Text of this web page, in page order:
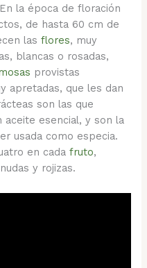
la época de floración
de hasta 60 cm de
lasflores, muy
blancas o rosadas,
provistas
apretadas, que les dan
son las que
aceite esencial, y son la
usada como especia.
en cadafruto,
y rojizas.